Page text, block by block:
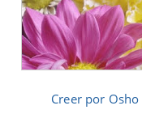
Creer por Osho